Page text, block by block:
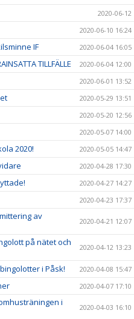
2020-06-12
2020-06-10 16:24
IF 2020-06-04 16:05
TILLFÄLLE 2020-06-04 12:00
2020-06-01 13:52
2020-05-29 13:51
2020-05-20 12:56
2020-05-07 14:00
2020! 2020-05-05 14:47
2020-04-28 17:30
2020-04-27 14:27
2020-04-23 17:37
av
2020-04-21 12:07
på nätet och
2020-04-12 13:23
i Påsk! 2020-04-08 15:47
2020-04-07 17:10
i
2020-04-03 16:10